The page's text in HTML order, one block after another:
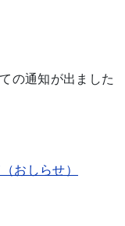
の通知が出ました
おしらせ）